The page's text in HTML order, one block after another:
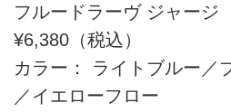
フルードラーヴ ジャージ
¥6,380（税込）
カラー： ライトブルー／
／イエローフロー